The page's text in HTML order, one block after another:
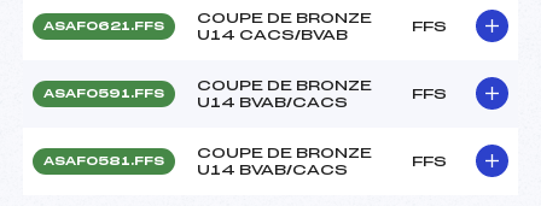
ASAF0621.FFS
COUPE DE BRONZE
U14 CACS/BVAB
FFS
ASAF0591.FFS
COUPE DE BRONZE
U14 BVAB/CACS
FFS
ASAF0581.FFS
COUPE DE BRONZE
U14 BVAB/CACS
FFS